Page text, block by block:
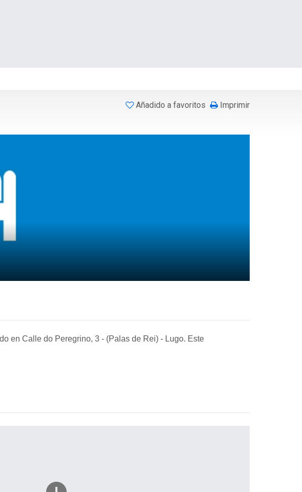
Añadido a favoritos Imprimir
en Calle do Peregrino, 3 - (Palas de Rei) - Lugo. Este